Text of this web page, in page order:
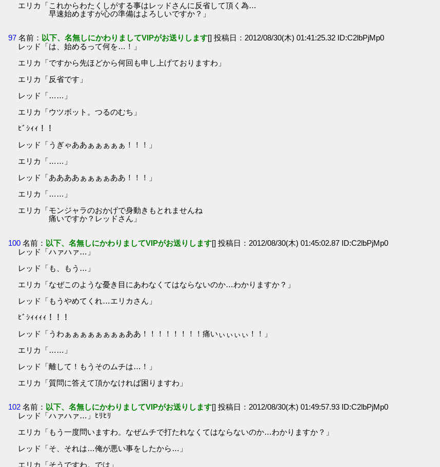
エリカ「これからわたくしがする事はレッドさんに反省して頂く為…
早速始めますが心の準備はよろしいですか？」
97 名前： 以下、名無しにかわりましてVIPがお送りします[] 投稿日：2012/08/30(木) 01:41:25.32 ID:C2lbPjMp0
レッド「は、始めるって何を…！」
エリカ「ですから先ほどから何回も申し上げておりますわ」
エリカ「反省です」
レッド「……」
エリカ「ウツボット。つるのむち」
ﾋﾞｼｨｨ！！
レッド「うぎゃああぁぁぁぁぁ！！！」
エリカ「……」
レッド「ああああぁぁぁぁああ！！！」
エリカ「……」
エリカ「モンジャラのおかげで身動きもとれませんね
痛いですか？レッドさん」
100 名前： 以下、名無しにかわりましてVIPがお送りします[] 投稿日：2012/08/30(木) 01:45:02.87 ID:C2lbPjMp0
レッド「ハァハァ…」
レッド「も、もう…」
エリカ「なぜこのような憂き目にあわなくてはならないのか…わかりますか？」
レッド「もうやめてくれ…エリカさん」
ﾋﾞｼｨｨｨｨ！！！
レッド「うわぁぁぁぁぁぁぁぁああ！！！！！！！！痛いぃぃぃぃ！！」
エリカ「……」
レッド「離して！もうそのムチは…！」
エリカ「質問に答えて頂かなければ困りますわ」
102 名前： 以下、名無しにかわりましてVIPがお送りします[] 投稿日：2012/08/30(木) 01:49:57.93 ID:C2lbPjMp0
レッド「ハァハァ…」ﾋﾘﾋﾘ
エリカ「もう一度問いますわ。なぜムチで打たれなくてはならないのか…わかりますか？」
レッド「そ、それは…俺が悪い事をしたから…」
エリカ「そうですわ。では」